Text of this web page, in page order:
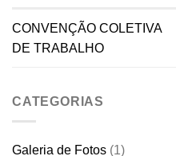
CONVENÇÃO COLETIVA
DE TRABALHO
CATEGORIAS
Galeria de Fotos (1)